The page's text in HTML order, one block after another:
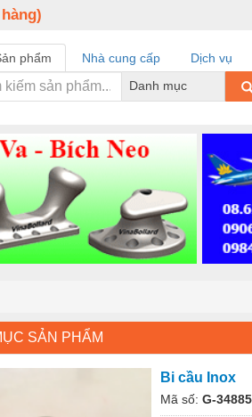
phẩm Nhà cung cấp
Dịch vụ
Danh mục
SẢN PHẨM
Bi cầu Inox
Mã số: G-